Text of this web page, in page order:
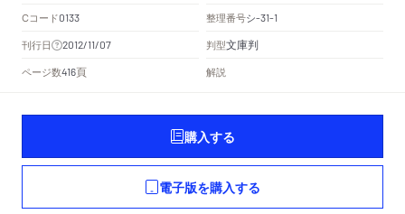
Cコード0133 整理番号シ-31-1
刊行日 2012/11/07 判型文庫判
ページ数416頁 解説
購入する
電子版を購入する